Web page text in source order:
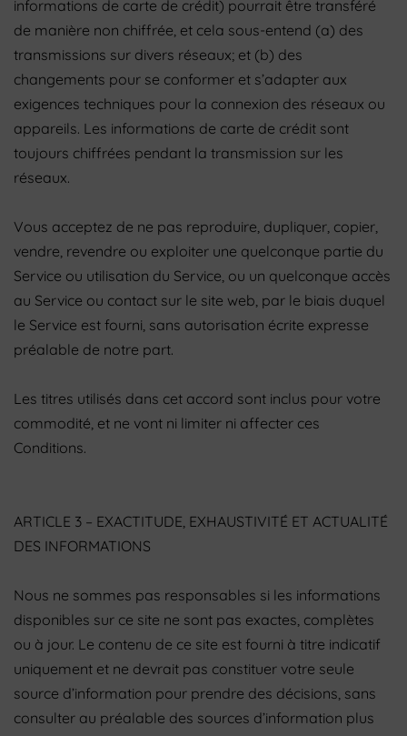
informations de carte de crédit) pourrait être transféré
de manière non chiffrée, et cela sous-entend (a) des
transmissions sur divers réseaux; et (b) des
changements pour se conformer et s’adapter aux
exigences techniques pour la connexion des réseaux ou
appareils. Les informations de carte de crédit sont
toujours chiffrées pendant la transmission sur les
réseaux.
Vous acceptez de ne pas reproduire, dupliquer, copier,
vendre, revendre ou exploiter une quelconque partie du
Service ou utilisation du Service, ou un quelconque accès
au Service ou contact sur le site web, par le biais duquel
le Service est fourni, sans autorisation écrite expresse
préalable de notre part.
Les titres utilisés dans cet accord sont inclus pour votre
commodité, et ne vont ni limiter ni affecter ces
Conditions.
ARTICLE 3 – EXACTITUDE, EXHAUSTIVITÉ ET ACTUALITÉ
DES INFORMATIONS
Nous ne sommes pas responsables si les informations
disponibles sur ce site ne sont pas exactes, complètes
ou à jour. Le contenu de ce site est fourni à titre indicatif
uniquement et ne devrait pas constituer votre seule
source d’information pour prendre des décisions, sans
consulter au préalable des sources d’information plus